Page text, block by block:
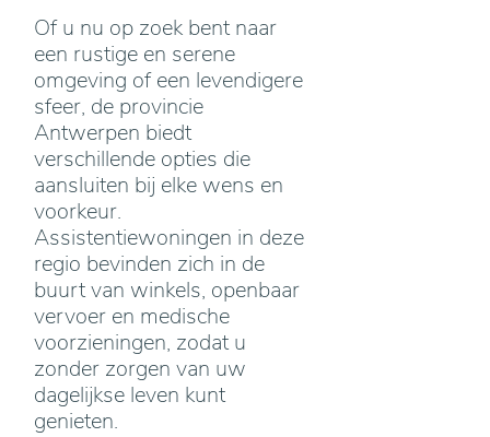
Of u nu op zoek bent naar
een rustige en serene
omgeving of een levendigere
sfeer, de provincie
Antwerpen biedt
verschillende opties die
aansluiten bij elke wens en
voorkeur.
Assistentiewoningen in deze
regio bevinden zich in de
buurt van winkels, openbaar
vervoer en medische
voorzieningen, zodat u
zonder zorgen van uw
dagelijkse leven kunt
genieten.